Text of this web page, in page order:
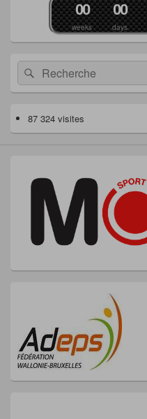
weeks
00
days
00
Recherche :Rechercher
87 324 visites